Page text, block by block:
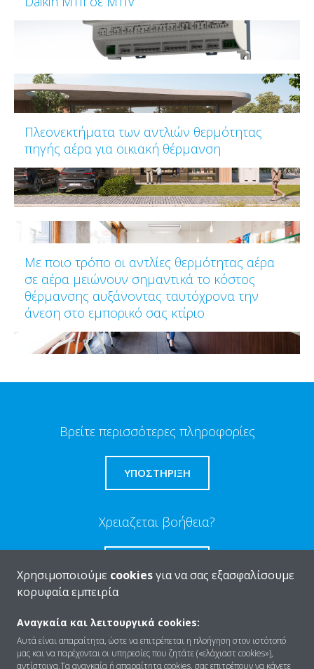
Πλεονεκτήματα των αντλιών θερμότητας
πηγής αέρα για οικιακή θέρμανση
Με ποιο τρόπο οι αντλίες θερμότητας αέρα
σε αέρα μειώνουν σημαντικά το κόστος
θέρμανσης αυξάνοντας ταυτόχρονα την
άνεση στο εμπορικό σας κτίριο
Βρείτε περισσότερες πληροφορίες
ΥΠΟΣΤΗΡΙΞΗ
Χρειαζεται βοήθεια?
Ποιοι είμαστε
Χρησιμοποιούμε cookiesγια να σας εξασφαλίσουμε
κορυφαία εμπειρία
Αναγκαία και λειτουργικά cookies:
Αυτά είναι απαραίτητα, ώστε να επιτρέπεται η πλοήγηση στον ιστότοπό
μας και να παρέχονται οι υπηρεσίες που ζητάτε («ελάχιαστ cookies»),
αντίστοιχα.Τα αναγκαία ή απαραίτητα cookies, σας επιτρέπουν να κάνετε